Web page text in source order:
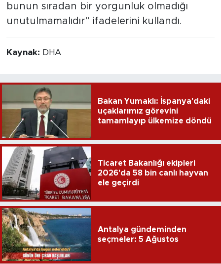
bunun sıradan bir yorgunluk olmadığı
unutulmamalıdır” ifadelerini kullandı.
Kaynak: DHA
Bakan Yumaklı: İspanya'daki
uçaklarımız görevini
tamamlayıp ülkemize döndü
Ticaret Bakanlığı ekipleri
2026'da 58 bin canlı hayvan
ele geçirdi
Antalya gündeminden
seçmeler: 5 Ağustos